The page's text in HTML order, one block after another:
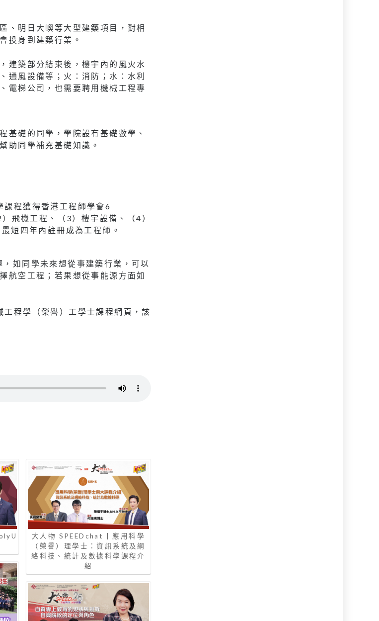
、明日大嶼等大型建築項目，對相
投身到建築行業。
建築部分結束後，樓宇內的風火水
通風設備等；火：消防；水：水利
電梯公司，也需要聘用機械工程專
基礎的同學，學院設有基礎數學、
助同學補充基礎知識。
程獲得香港工程師學會6
飛機工程、（3）樓宇設備、（4）
短四年內註冊成為工程師。
如同學未來想從事建築行業，可以
航空工程；若果想從事能源方面如
程學（榮譽）工學士課程網頁，該
大人物 SPEEDchat | 應用科學
（榮譽）理學士：資訊系統及網
絡科技、統計及數據科學課程介
紹